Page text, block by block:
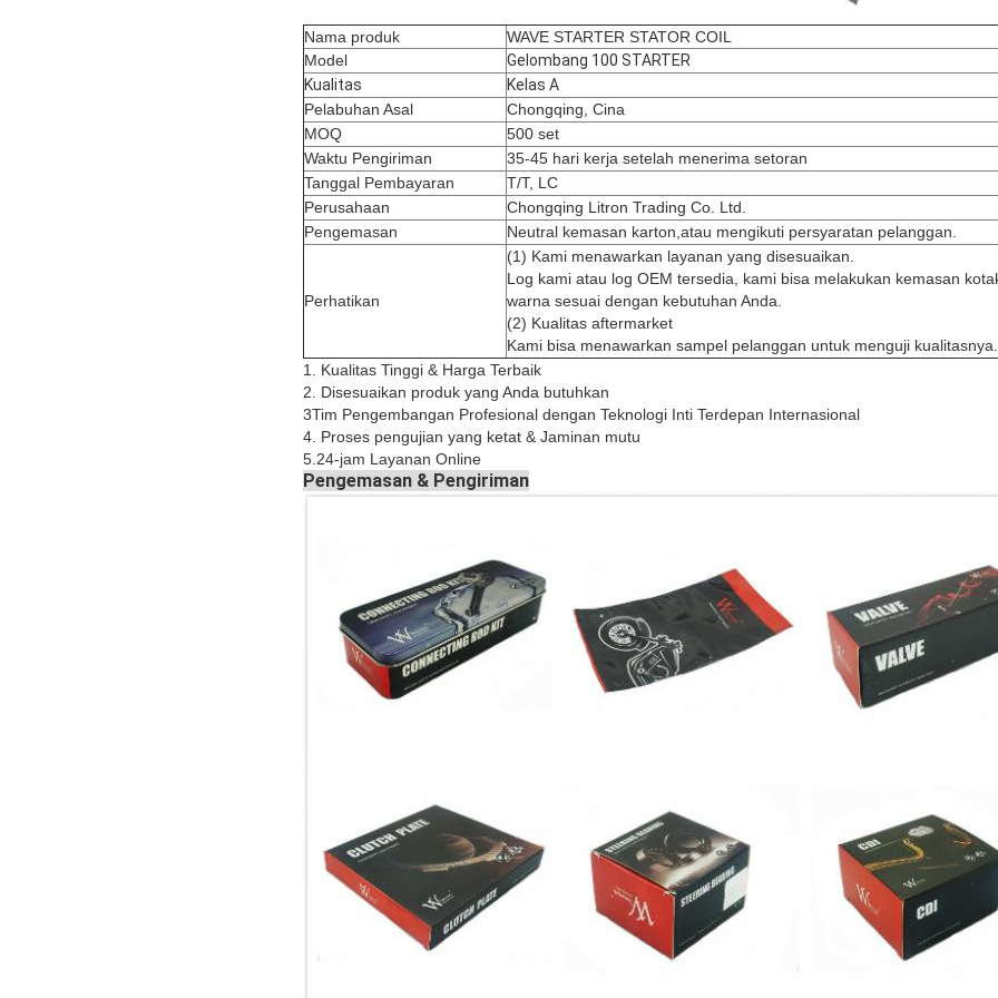
Nama produk
WAVE STARTER STATOR COIL
Model
Gelombang 100 STARTER
Kualitas
Kelas A
Pelabuhan Asal
Chongqing, Cina
MOQ
500 set
Waktu Pengiriman
35-45 hari kerja setelah menerima setoran
Tanggal Pembayaran
T/T, LC
Perusahaan
Chongqing Litron Trading Co. Ltd.
Pengemasan
Neutral kemasan karton,atau mengikuti persyaratan pelanggan.
Perhatikan
(1) Kami menawarkan layanan yang disesuaikan.
Log kami atau log OEM tersedia, kami bisa melakukan kemasan
warna sesuai dengan kebutuhan Anda.
(2) Kualitas aftermarket
Kami bisa menawarkan sampel pelanggan untuk menguji kualitasnya.
1. Kualitas Tinggi & Harga Terbaik
2. Disesuaikan produk yang Anda butuhkan
3Tim Pengembangan Profesional dengan Teknologi Inti Terdepan Internasional
4. Proses pengujian yang ketat & Jaminan mutu
5.24-jam Layanan Online
Pengemasan & Pengiriman